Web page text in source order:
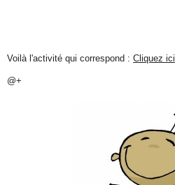
Voilà l'activité qui correspond :Cliquez ici
@+